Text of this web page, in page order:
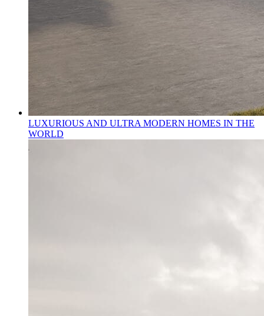
LUXURIOUS AND ULTRA MODERN HOMES IN THE
WORLD